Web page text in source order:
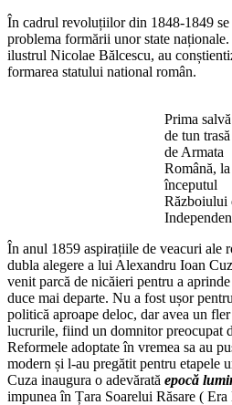
În cadrul revoluțiilor din 1848-1849 se
problema formării unor state
ilustrul Nicolae Bălcescu, au
formarea statului national român.
Prima salvă
de tun trasă
de Armata
Română, la
începutul
Războiului
În anul 1859 aspirațiile de veacuri ale
dubla alegere a lui Alexandru Ioan
venit parcă de nicăieri pentru a
duce mai departe. Nu a fost ușor
politică aproape deloc, dar avea un
lucrurile, fiind un domnitor preocupat
Reformele adoptate în vremea sa au
modern și l-au pregătit pentru etapele
Cuza inaugura o adevărată epocă
impunea în Țara Soarelui Răsare (